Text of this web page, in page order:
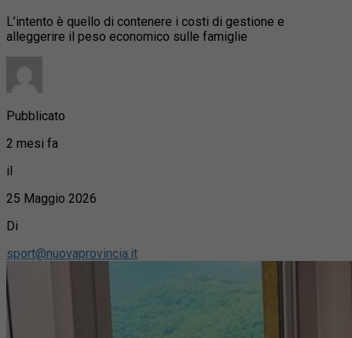
L’intento è quello di contenere i costi di gestione e
alleggerire il peso economico sulle famiglie
Pubblicato
2 mesi fa
il
25 Maggio 2026
Di
sport@nuovaprovincia.it